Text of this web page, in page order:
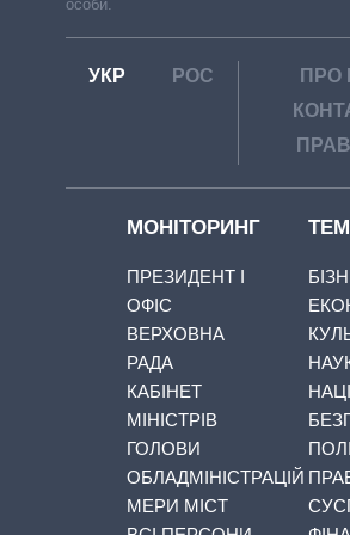
особи.
УКР РОС
ПРО
МОНІТОРИНГ
ПРЕЗИДЕНТ І
ОФІС
ВЕРХОВНА
РАДА
КАБІНЕТ
МІНІСТРІВ
ГОЛОВИ
ОБЛАДМІНІСТРАЦІЙ
МЕРИ МІСТ